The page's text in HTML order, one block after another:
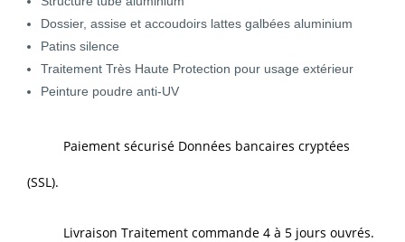
Dossier, assise et accoudoirs lattes galbées aluminium
Patins silence
Traitement Très Haute Protection pour usage extérieur
Peinture poudre anti-UV
Paiement sécurisé Données bancaires cryptées
(SSL).
Livraison Traitement commande 4 à 5 jours ouvrés.